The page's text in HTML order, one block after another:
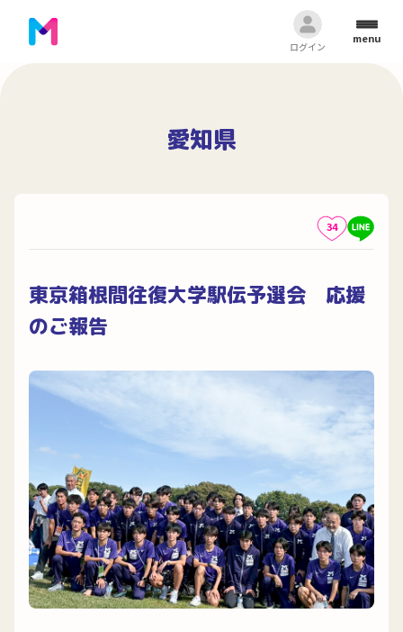
ログイン
menu
愛知県
34
東京箱根間往復大学駅伝予選会 応援
のご報告